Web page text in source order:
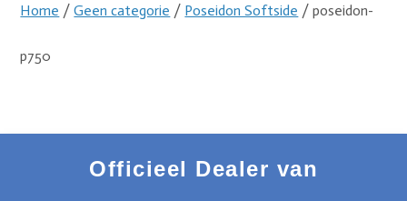
Home /Geen categorie / Poseidon Softside / poseidon-
p750
Officieel Dealer van